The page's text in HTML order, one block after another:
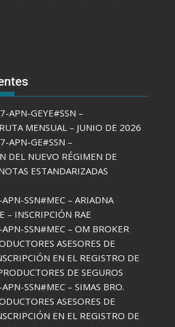
APN-GEYE#SSN –
MENSUAL – JUNIO DE 2026
APN-GE#SSN –
DEL NUEVO RÉGIMEN DE
ESTANDARIZADAS
SSN#MEC – ARIADNA
– INSCRIPCIÓN RAE
SSN#MEC – OM BROKER
ASESORES DE
EN EL REGISTRO DE
DE SEGUROS
SSN#MEC – SIMAS BRO.
ASESORES DE
EN EL REGISTRO DE